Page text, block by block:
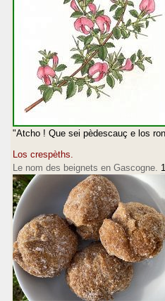
"Atcho ! Que sei pèdescauç e los
Los crespèths.
Le nom des beignets en Gascogne.